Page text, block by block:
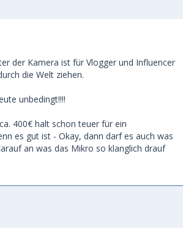
der Kamera ist für Vlogger und Influencer
die Welt ziehen.
unbedingt!!!!
400€ halt schon teuer für ein
es gut ist - Okay, dann darf es auch was
an was das Mikro so klanglich drauf